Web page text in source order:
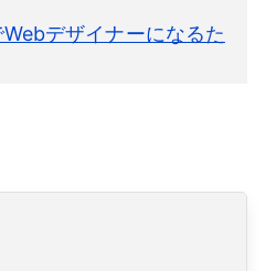
デザイナーになるた